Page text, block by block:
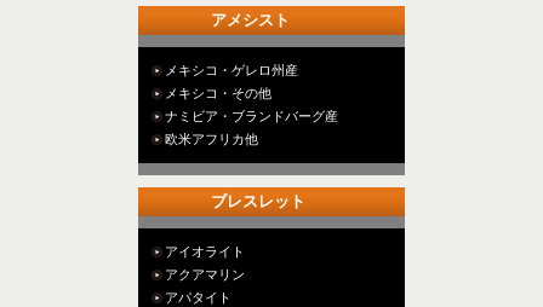
アメシスト
メキシコ・ゲレロ州産
メキシコ・その他
ナミビア・ブランドバーグ産
欧米アフリカ他
ブレスレット
アイオライト
アクアマリン
アパタイト